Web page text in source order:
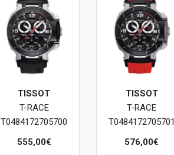
TISSOT
T-RACE
T0484172705700
555,00€
TISSOT
T-RACE
T0484172705701
576,00€